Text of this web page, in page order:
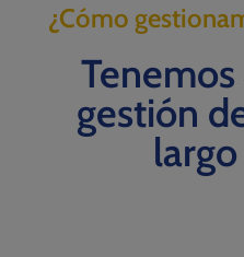
¿Cómo
gestión